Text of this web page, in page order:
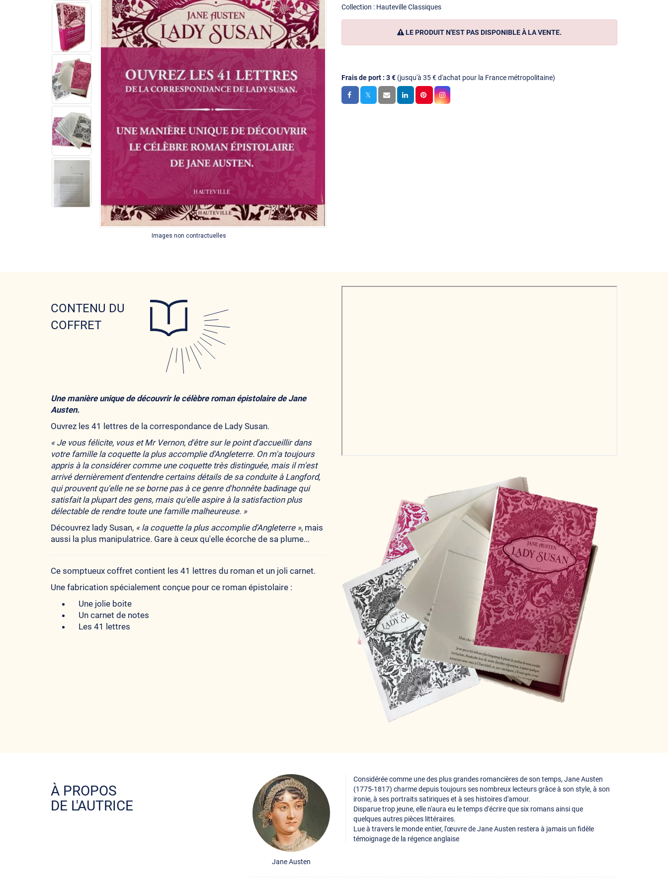
Images non contractuelles
Collection : Hauteville Classiques
LE PRODUIT N'EST PAS DISPONIBLE À LA VENTE.
Frais de port : 3 € (jusqu'à 35 € d'achat pour la France métropolitaine)
CONTENU DU
COFFRET
Une manière unique de découvrir le célèbre roman épistolaire de Jane
Austen.
Ouvrez les 41 lettres de la correspondance de Lady Susan.
« Je vous félicite, vous et Mr Vernon, d'être sur le point d'accueillir dans
votre famille la coquette la plus accomplie d'Angleterre. On m'a toujours
appris à la considérer comme une coquette très distinguée, mais il m'est
arrivé dernièrement d'entendre certains détails de sa conduite à Langford,
qui prouvent qu'elle ne se borne pas à ce genre d'honnête badinage qui
satisfait la plupart des gens, mais qu'elle aspire à la satisfaction plus
délectable de rendre toute une famille malheureuse. »
Découvrez lady Susan, « la coquette la plus accomplie d'Angleterre », mais
aussi la plus manipulatrice. Gare à ceux qu'elle écorche de sa plume...
Ce somptueux coffret contient les 41 lettres du roman et un joli carnet.
Une fabrication spécialement conçue pour ce roman épistolaire :
Une jolie boite
Un carnet de notes
Les 41 lettres
À PROPOS
DE L'AUTRICE
Jane Austen
Considérée comme une des plus grandes romancières de son temps, Jane Austen
(1775-1817) charme depuis toujours ses nombreux lecteurs grâce à son style, à son
ironie, à ses portraits satiriques et à ses histoires d'amour.
Disparue trop jeune, elle n'aura eu le temps d'écrire que six romans ainsi que
quelques autres pièces littéraires.
Lue à travers le monde entier, l'œuvre de Jane Austen restera à jamais un fidèle
témoignage de la régence anglaise